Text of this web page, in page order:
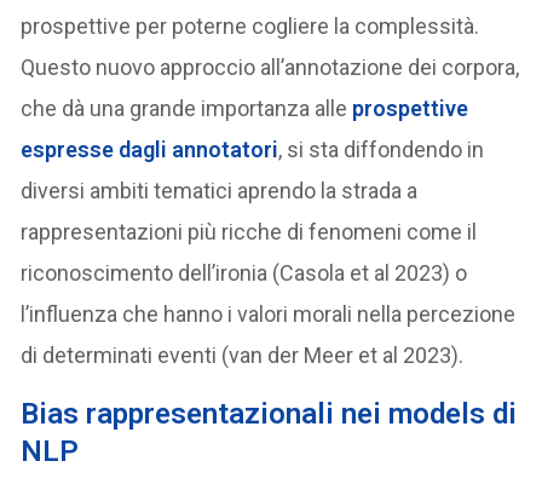
prospettive per poterne cogliere la complessità.
Questo nuovo approccio all’annotazione dei corpora,
che dà una grande importanza alle prospettive
espresse dagli annotatori, si sta diffondendo in
diversi ambiti tematici aprendo la strada a
rappresentazioni più ricche di fenomeni come il
riconoscimento dell’ironia (Casola et al 2023) o
l’influenza che hanno i valori morali nella percezione
di determinati eventi (van der Meer et al 2023).
Bias rappresentazionali nei models di
NLP